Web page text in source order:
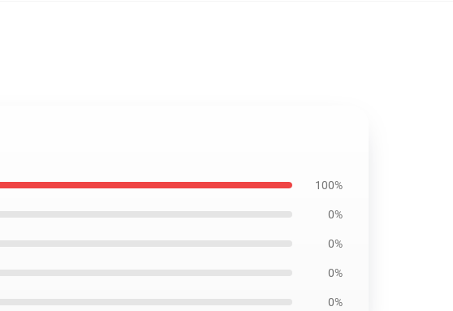
100%
0%
0%
0%
0%